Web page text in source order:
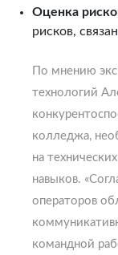
Оценка
рисков,
По мнению
технологий
колледжа,
на
навыков.
операторов
командной